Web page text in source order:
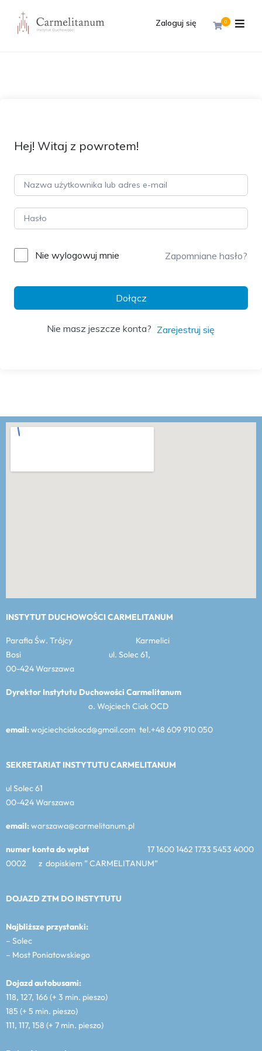
0
Zaloguj się
Hej! Witaj z powrotem!
Nie wylogowuj mnie Zapomniane hasło?
Dołącz
Nie masz jeszcze konta? Zarejestruj się
INSTYTUT DUCHOWOŚCI CARMELITANUM
Parafia Św. Trójcy Karmelici
Bosi ul. Solec 61,
00-424 Warszawa
Dyrektor Instytutu Duchowości Carmelitanum
o. Wojciech Ciak OCD
email:wojciechciakocd@gmail.com tel.+48 609 910 050
SEKRETARIAT INSTYTUTU CARMELITANUM
ul Solec 61
00-424 Warszawa
email:warszawa@carmelitanum.pl
numer konta do wpłat 17 1600 1462 1733 5453 4000
0002 z dopiskiem ” CARMELITANUM”
DOJAZD ZTM DO INSTYTUTU
Najbliższe przystanki:
– Solec
– Most Poniatowskiego
Dojazd autobusami:
118, 127, 166 (+ 3 min. pieszo)
185 (+ 5 min. pieszo)
111, 117, 158 (+ 7 min. pieszo)